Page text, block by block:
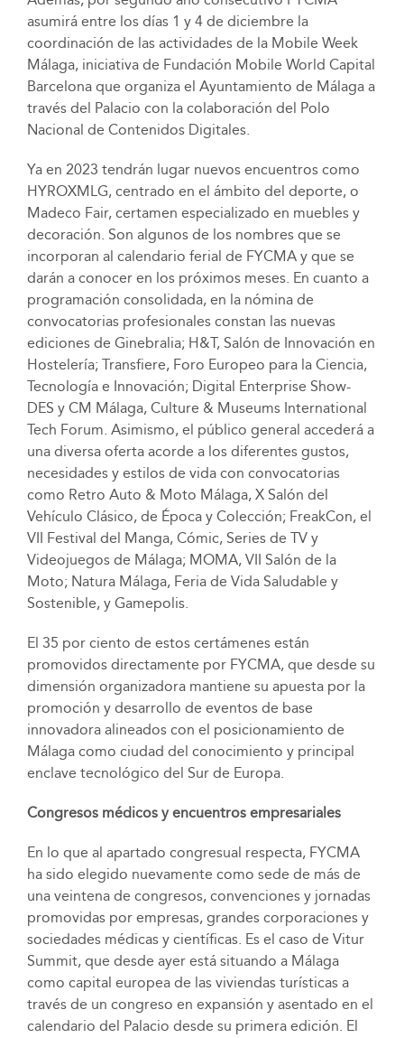
asumirá entre los días 1 y 4 de diciembre la
coordinación de las actividades de la Mobile Week
Málaga, iniciativa de Fundación Mobile World Capital
Barcelona que organiza el Ayuntamiento de Málaga a
través del Palacio con la colaboración del Polo
Nacional de Contenidos Digitales.
Ya en 2023 tendrán lugar nuevos encuentros como
HYROXMLG, centrado en el ámbito del deporte, o
Madeco Fair, certamen especializado en muebles y
decoración. Son algunos de los nombres que se
incorporan al calendario ferial de FYCMA y que se
darán a conocer en los próximos meses. En cuanto a
programación consolidada, en la nómina de
convocatorias profesionales constan las nuevas
ediciones de Ginebralia; H&T, Salón de Innovación en
Hostelería; Transfiere, Foro Europeo para la Ciencia,
Tecnología e Innovación; Digital Enterprise Show-
DES y CM Málaga, Culture & Museums International
Tech Forum. Asimismo, el público general accederá a
una diversa oferta acorde a los diferentes gustos,
necesidades y estilos de vida con convocatorias
como Retro Auto & Moto Málaga, X Salón del
Vehículo Clásico, de Época y Colección; FreakCon, el
VII Festival del Manga, Cómic, Series de TV y
Videojuegos de Málaga; MOMA, VII Salón de la
Moto; Natura Málaga, Feria de Vida Saludable y
Sostenible, y Gamepolis.
El 35 por ciento de estos certámenes están
promovidos directamente por FYCMA, que desde su
dimensión organizadora mantiene su apuesta por la
promoción y desarrollo de eventos de base
innovadora alineados con el posicionamiento de
Málaga como ciudad del conocimiento y principal
enclave tecnológico del Sur de Europa.
Congresos médicos y encuentros empresariales
En lo que al apartado congresual respecta, FYCMA
ha sido elegido nuevamente como sede de más de
una veintena de congresos, convenciones y jornadas
promovidas por empresas, grandes corporaciones y
sociedades médicas y científicas. Es el caso de Vitur
Summit, que desde ayer está situando a Málaga
como capital europea de las viviendas turísticas a
través de un congreso en expansión y asentado en el
calendario del Palacio desde su primera edición. El